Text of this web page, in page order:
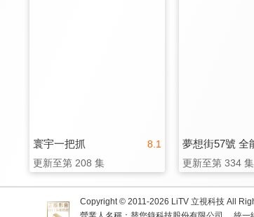
8.1
寰宇一把抓
更新至第 208 集
夢想街57號 全
更新至第 334 集
Copyright © 2011-2026 LiTV 立視科技 All